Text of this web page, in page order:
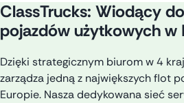
ClassTrucks: Wiodący
pojazdów użytkowych w
Dzięki strategicznym biurom w 4
zarządza jedną z największych flot
Europie. Nasza dedykowana sieć